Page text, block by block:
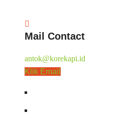
Mail Contact
antok@korekapi.id
Klik Email